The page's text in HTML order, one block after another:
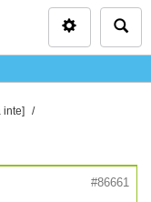
inte]
#86661